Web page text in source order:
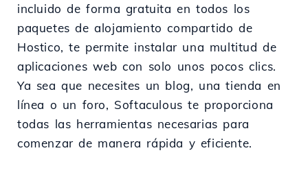
incluido de forma gratuita en todos los
paquetes de alojamiento compartido de
Hostico, te permite instalar una multitud de
aplicaciones web con solo unos pocos clics.
Ya sea que necesites un blog, una tienda en
línea o un foro, Softaculous te proporciona
todas las herramientas necesarias para
comenzar de manera rápida y eficiente.